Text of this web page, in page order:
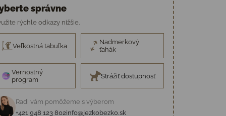
správne
rýchle odkazy nižšie.
Veľkostná tabuľka
Nadmerkový
ťahák
Vernostný
program
Strážiť dostupnosť
Radi vám pomôžeme s výberom
+421 948 123 802info@jezkobezko.sk